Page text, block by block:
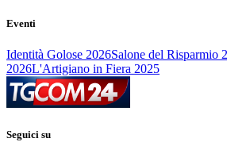
Eventi
Identità Golose 2026Salone del Risparmio
2026L'Artigiano in Fiera 2025
Seguici su